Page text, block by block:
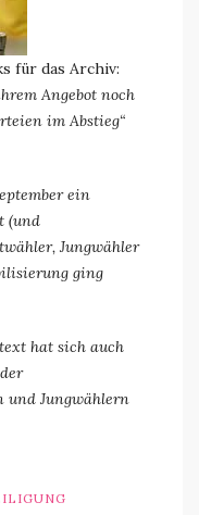
für das Archiv:
Angebot noch
im Abstieg“
ein
(und
Jungwähler
ging
hat sich auch
und Jungwählern